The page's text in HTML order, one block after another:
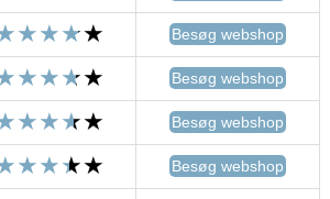
Besøg webshop
Besøg webshop
Besøg webshop
Besøg webshop